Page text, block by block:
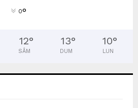
0°
12°
SÂM
13°
DUM
10°
LUN